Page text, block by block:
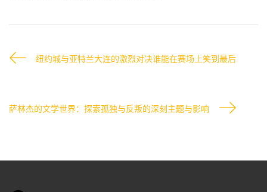
纽约城与亚特兰大连的激烈对决谁能在赛场上笑到最后
萨林杰的文学世界：探索孤独与反叛的深刻主题与影响